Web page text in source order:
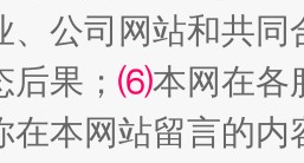
、公司网站和共
果； ⑹本网在各
在本网站留言的内